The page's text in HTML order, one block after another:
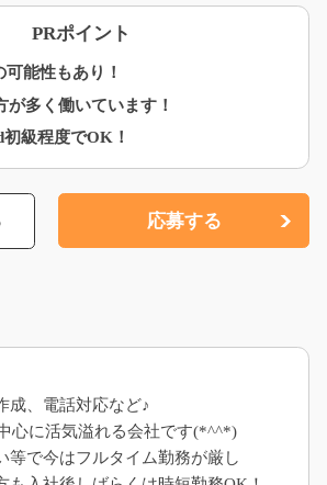
PRポイント
能性もあり！
が多く働いています！
級程度でOK！
応募する
成、電話対応など♪
心に活気溢れる会社です(*^^*)
等で今はフルタイム勤務が厳し